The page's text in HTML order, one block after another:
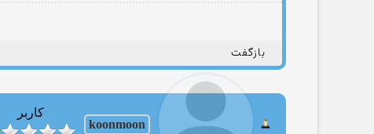
بازگفت
koonmoon
کاربر